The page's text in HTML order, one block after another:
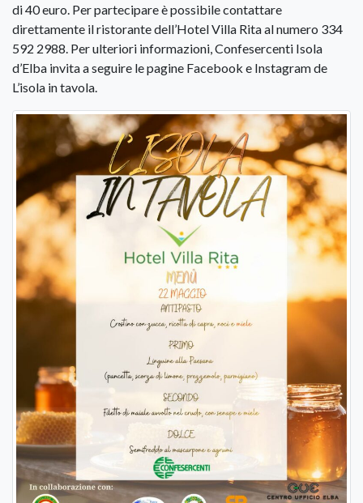
di 40 euro. Per partecipare è possibile contattare
direttamente il ristorante dell’Hotel Villa Rita al numero 334
592 2988. Per ulteriori informazioni, Confesercenti Isola
d’Elba invita a seguire le pagine Facebook e Instagram de
L’isola in tavola.